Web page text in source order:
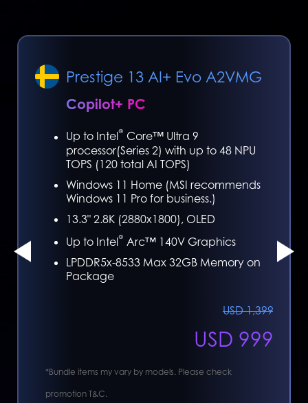
Prestige 13 AI+ Evo A2VMG
Copilot+ PC
Up to Intel® Core™ Ultra 9
processor(Series 2) with up to 48 NPU
TOPS (120 total AI TOPS)
Windows 11 Home (MSI recommends
Windows 11 Pro for business.)
13.3" 2.8K (2880x1800), OLED
Up to Intel® Arc™ 140V Graphics
LPDDR5x-8533 Max 32GB Memory on
Package
USD 1,399
USD 999
*Bundle items my vary by models. Please check
promotion T&C.